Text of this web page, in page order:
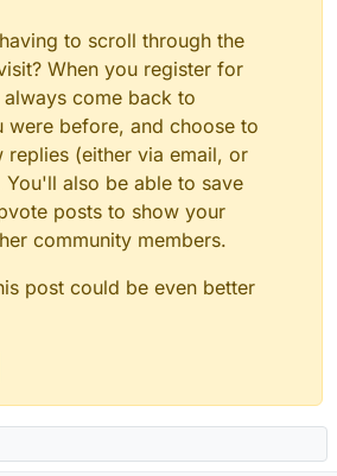
to scroll through the
When you register for
come back to
were before, and choose to
(either via email, or
also be able to save
posts to show your
community members.
post could be even better